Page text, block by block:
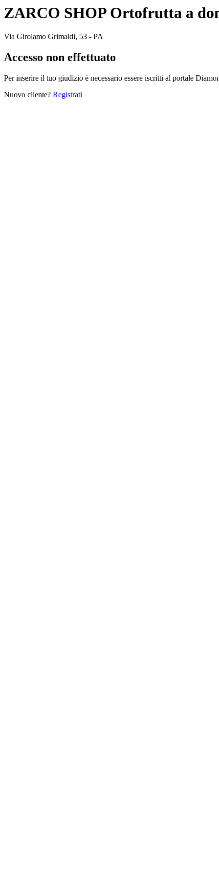
ZARCO SHOP Ortofrutta a
Via Girolamo Grimaldi, 53 - PA
Accesso non effettuato
Per inserire il tuo giudizio è necessario essere iscritti al portale
Nuovo cliente? Registrati